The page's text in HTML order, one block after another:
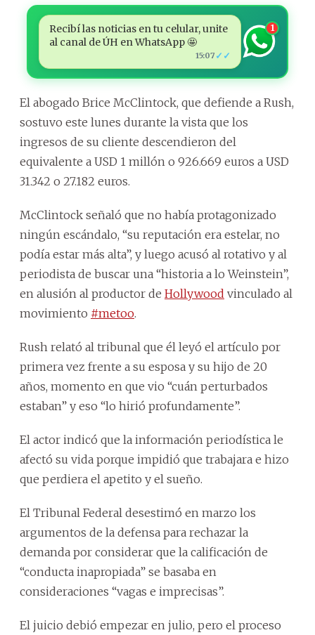
Recibí las noticias en tu celular, unite
al canal de ÚH en WhatsApp 🤩
15:07 ✓✓
1
El abogado Brice McClintock, que defiende a Rush,
sostuvo este lunes durante la vista que los
ingresos de su cliente descendieron del
equivalente a USD 1 millón o 926.669 euros a USD
31.342 o 27.182 euros.
McClintock señaló que no había protagonizado
ningún escándalo, “su reputación era estelar, no
podía estar más alta”, y luego acusó al rotativo y al
periodista de buscar una “historia a lo Weinstein”,
en alusión al productor de Hollywood vinculado al
movimiento #metoo.
Rush relató al tribunal que él leyó el artículo por
primera vez frente a su esposa y su hijo de 20
años, momento en que vio “cuán perturbados
estaban” y eso “lo hirió profundamente”.
El actor indicó que la información periodística le
afectó su vida porque impidió que trabajara e hizo
que perdiera el apetito y el sueño.
El Tribunal Federal desestimó en marzo los
argumentos de la defensa para rechazar la
demanda por considerar que la calificación de
“conducta inapropiada” se basaba en
consideraciones “vagas e imprecisas”.
El juicio debió empezar en julio, pero el proceso